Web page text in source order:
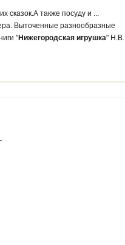
сказок.А также посуду и ...
Выточенные разнообразные
"Нижегородская игрушка" Н.В.